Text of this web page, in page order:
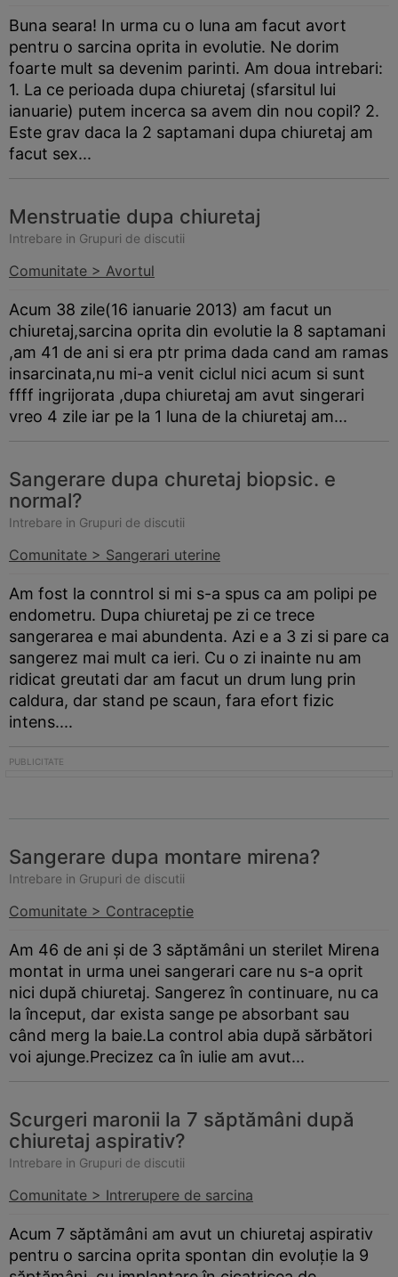
Buna seara! In urma cu o luna am facut avort
pentru o sarcina oprita in evolutie. Ne dorim
foarte mult sa devenim parinti. Am doua intrebari:
1. La ce perioada dupa chiuretaj (sfarsitul lui
ianuarie) putem incerca sa avem din nou copil? 2.
Este grav daca la 2 saptamani dupa chiuretaj am
facut sex...
Menstruatie dupa chiuretaj
Intrebare in Grupuri de discutii
Comunitate > Avortul
Acum 38 zile(16 ianuarie 2013) am facut un
chiuretaj,sarcina oprita din evolutie la 8 saptamani
,am 41 de ani si era ptr prima dada cand am ramas
insarcinata,nu mi-a venit ciclul nici acum si sunt
ffff ingrijorata ,dupa chiuretaj am avut singerari
vreo 4 zile iar pe la 1 luna de la chiuretaj am...
Sangerare dupa churetaj biopsic. e
normal?
Intrebare in Grupuri de discutii
Comunitate > Sangerari uterine
Am fost la conntrol si mi s-a spus ca am polipi pe
endometru. Dupa chiuretaj pe zi ce trece
sangerarea e mai abundenta. Azi e a 3 zi si pare ca
sangerez mai mult ca ieri. Cu o zi inainte nu am
ridicat greutati dar am facut un drum lung prin
caldura, dar stand pe scaun, fara efort fizic
intens....
Sangerare dupa montare mirena?
Intrebare in Grupuri de discutii
Comunitate > Contraceptie
Am 46 de ani și de 3 săptămâni un sterilet Mirena
montat in urma unei sangerari care nu s-a oprit
nici după chiuretaj. Sangerez în continuare, nu ca
la început, dar exista sange pe absorbant sau
când merg la baie.La control abia după sărbători
voi ajunge.Precizez ca în iulie am avut...
Scurgeri maronii la 7 săptămâni după
chiuretaj aspirativ?
Intrebare in Grupuri de discutii
Comunitate > Intrerupere de sarcina
Acum 7 săptămâni am avut un chiuretaj aspirativ
pentru o sarcina oprita spontan din evoluție la 9